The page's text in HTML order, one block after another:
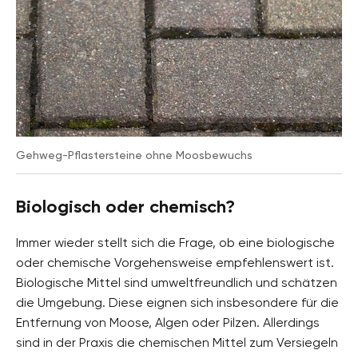
Gehweg-Pflastersteine ohne Moosbewuchs
Biologisch oder chemisch?
Immer wieder stellt sich die Frage, ob eine biologische
oder chemische Vorgehensweise empfehlenswert ist.
Biologische Mittel sind umweltfreundlich und schätzen
die Umgebung. Diese eignen sich insbesondere für die
Entfernung von Moose, Algen oder Pilzen. Allerdings
sind in der Praxis die chemischen Mittel zum Versiegeln